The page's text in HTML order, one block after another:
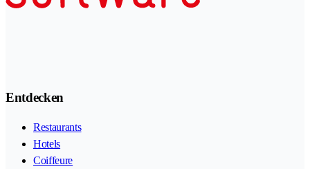
Entdecken
Restaurants
Hotels
Coiffeure